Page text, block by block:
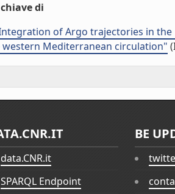
di
of Argo trajectories in
western Mediterranean circulation"
data.CNR.it
SPARQL Endpoint
BE